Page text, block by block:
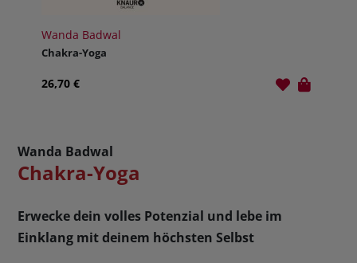
Wanda Badwal
Chakra-Yoga
26,70 €
Wanda Badwal
Chakra-Yoga
Erwecke dein volles Potenzial und lebe im
Einklang mit deinem höchsten Selbst